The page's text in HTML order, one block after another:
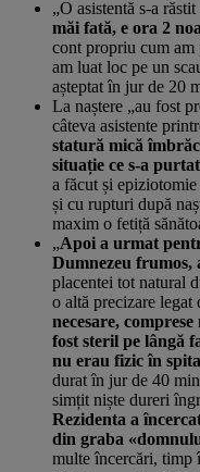
„O asistentă s-a
măi fată, e ora 2
cont propriu cum am
am luat loc pe un
așteptat în jur de 20
La naștere „au fost
câteva asistente
statură mică
situație ce s-a
a făcut și
și cu rupturi după
maxim o fetiță
„Apoi a urmat
Dumnezeu frumos,
placentei tot natural
o altă precizare legat
necesare,
fost steril pe lângă
nu erau fizic în
durat în jur de 40
simțit niște dureri
Rezidenta a
din graba
multe încercări, timp